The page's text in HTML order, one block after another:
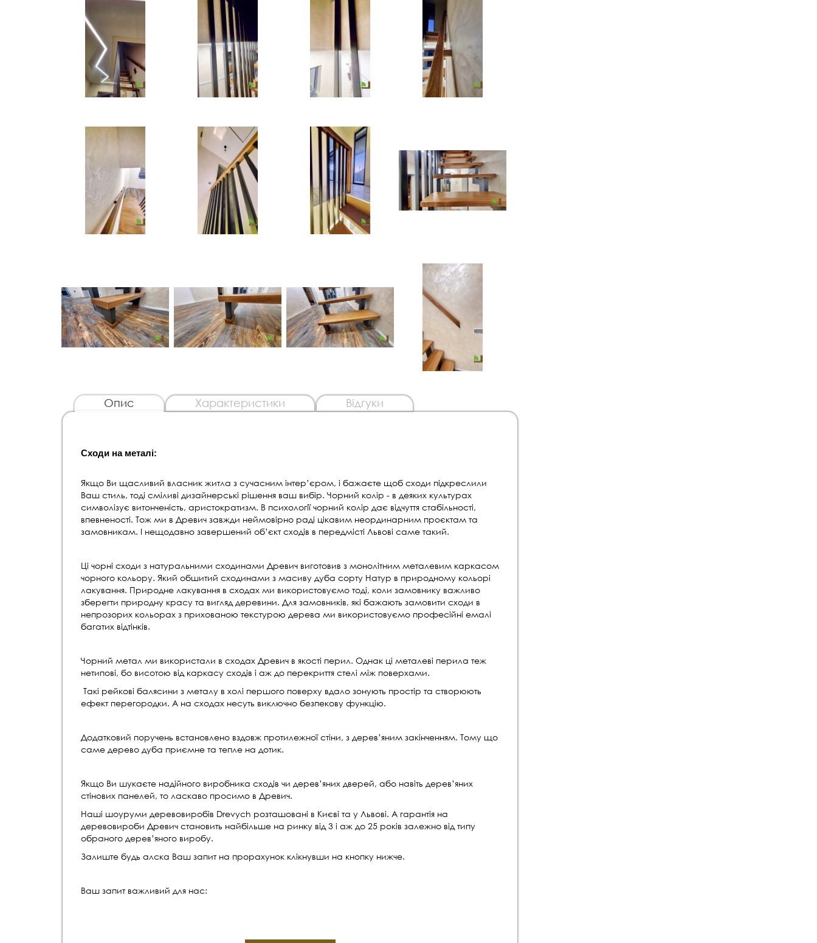
Опис Характеристики Відгуки
Сходи на металі:
Якщо Ви щасливий власник житла з сучасним інтер’єром, і бажаєте щоб сходи підкреслили
Ваш стиль, тоді сміливі дизайнерські рішення ваш вибір. Чорний колір - в деяких культурах
символізує витонченість, аристократизм. В психології чорний колір дає відчуття стабільності,
впевненості. Тож ми в Древич завжди неймовірно раді цікавим неординарним проєктам та
замовникам. І нещодавно завершений об’єкт сходів в передмісті Львові саме такий.
Ці чорні сходи з натуральними сходинами Древич виготовив з монолітним металевим каркасом
чорного кольору. Який обшитий сходинами з масиву дуба сорту Натур в природному кольорі
лакування. Природне лакування в сходах ми використовуємо тоді, коли замовнику важливо
зберегти природну красу та вигляд деревини. Для замовників, які бажають замовити сходи в
непрозорих кольорах з прихованою текстурою дерева ми використовуємо професійні емалі
багатих відтінків.
Чорний метал ми використали в сходах Древич в якості перил. Однак ці металеві перила теж
нетипові, бо висотою від каркасу сходів і аж до перекриття стелі між поверхами.
Такі рейкові балясини з металу в холі першого поверху вдало зонують простір та створюють
ефект перегородки. А на сходах несуть виключно безпекову функцію.
Додатковий поручень встановлено вздовж протилежної стіни, з дерев’яним закінченням. Тому що
саме дерево дуба приємне та тепле на дотик.
Якщо Ви шукаєте надійного виробника сходів чи дерев’яних дверей, або навіть дерев’яних
стінових панелей, то ласкаво просимо в Древич.
Наші шоуруми деревовиробів Drevych розташовані в Києві та у Львові. А гарантія на
деревовироби Древич становить найбільше на ринку від 3 і аж до 25 років залежно від типу
обраного дерев’яного виробу.
Залиште будь алска Ваш запит на прорахунок клікнувши на кнопку нижче.
Ваш запит важливий для нас: